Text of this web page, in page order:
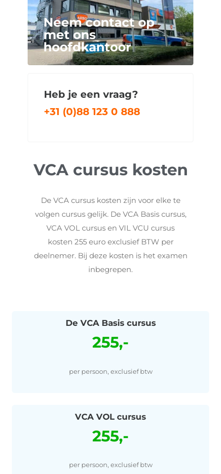
Neem contact op
met ons
hoofdkantoor
Heb je een vraag?
+31 (0)88 123 0 888
VCA cursus kosten
De VCA cursus kosten zijn voor elke te
volgen cursus gelijk. De VCA Basis cursus,
VCA VOL cursus en VIL VCU cursus
kosten 255 euro exclusief BTW per
deelnemer. Bij deze kosten is het examen
inbegrepen.
De VCA Basis cursus
255,-
per persoon, exclusief btw
VCA VOL cursus
255,-
per persoon, exclusief btw